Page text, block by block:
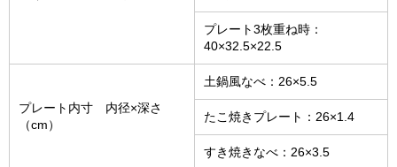
プレート3枚重ね時：
40×32.5×22.5
プレート内寸 内径×深さ
（cm）
土鍋風なべ：26×5.5
たこ焼きプレート：26×1.4
すき焼きなべ：26×3.5